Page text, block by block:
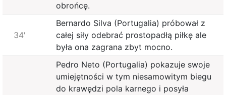
obrońcę.
34'
Bernardo Silva (Portugalia) próbował z
całej siły odebrać prostopadłą piłkę ale
była ona zagrana zbyt mocno.
Pedro Neto (Portugalia) pokazuje swoje
umiejętności w tym niesamowitym biegu
do krawędzi pola karnego i posyła